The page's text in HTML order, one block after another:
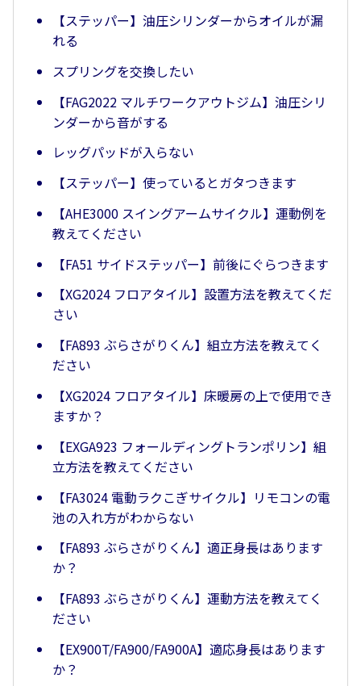
【ステッパー】油圧シリンダーからオイルが漏
れる
スプリングを交換したい
【FAG2022 マルチワークアウトジム】油圧シリ
ンダーから音がする
レッグパッドが入らない
【ステッパー】使っているとガタつきます
【AHE3000 スイングアームサイクル】運動例を
教えてください
【FA51 サイドステッパー】前後にぐらつきます
【XG2024 フロアタイル】設置方法を教えてくだ
さい
【FA893 ぶらさがりくん】組立方法を教えてく
ださい
【XG2024 フロアタイル】床暖房の上で使用でき
ますか？
【EXGA923 フォールディングトランポリン】組
立方法を教えてください
【FA3024 電動ラクこぎサイクル】リモコンの電
池の入れ方がわからない
【FA893 ぶらさがりくん】適正身長はあります
か？
【FA893 ぶらさがりくん】運動方法を教えてく
ださい
【EX900T/FA900/FA900A】適応身長はあります
か？